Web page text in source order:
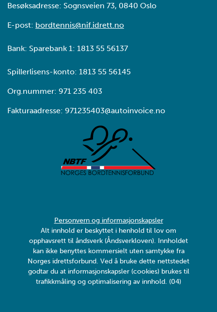
Besøksadresse: Sognsveien 73, 0840 Oslo
E-post: bordtennis@nif.idrett.no
Bank: Sparebank 1: 1813 55 56137
Spillerlisens-konto: 1813 55 56145
Org.nummer: 971 235 403
Fakturaadresse: 971235403@autoinvoice.no
Personvern og informasjonskapsler
Alt innhold er beskyttet i henhold til lov om
opphavsrett til åndsverk (Åndsverkloven). Innholdet
kan ikke benyttes kommersielt uten samtykke fra
Norges idrettsforbund. Ved å bruke dette nettstedet
godtar du at informasjonskapsler (cookies) brukes til
trafikkmåling og optimalisering av innhold. (04)